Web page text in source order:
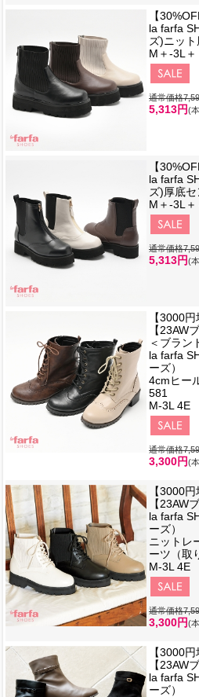
【
la farfa
ズ)ニッ
M＋-3L＋
通常価格
5,313円(
【
la farfa
ズ)厚底
M＋-3L＋
通常価格
5,313円(
【3000
【23AW
＜ブラン
la farfa
ーズ）
4cmヒー
581
M-3L 4E
通常価格
3,300円(
【3000
【23AW
la farfa
ーズ）
ニットレ
ーツ（取
M-3L 4E
通常価格
3,300円(
【3000円
【23AW
la farfa
ーズ）